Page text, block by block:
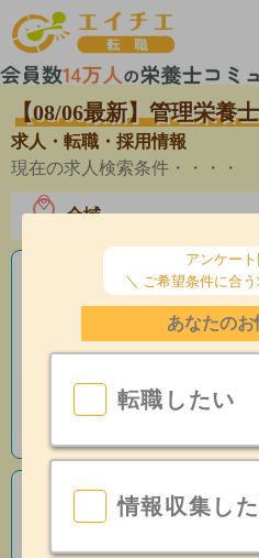
【08/06最新】管理栄養
求人・転職・採用情報
現在の求人検索条件・・・・
全域
老人ホームの栄養士求人
保育園の管理栄養士・栄養士
アンケー
＼ ご希望条件に合
あなたのお
転職したい
情報収集し